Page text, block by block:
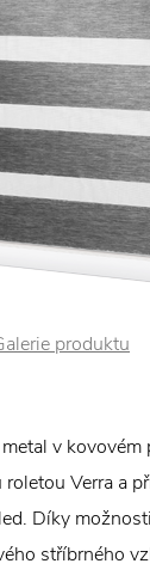
produktu
v kovovém
Verra a
Díky
stříbrného